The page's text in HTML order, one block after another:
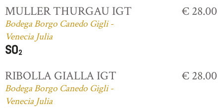
MULLER THURGAU IGT
Bodega Borgo Canedo Gigli -
Venecia Julia
€ 28.00
RIBOLLA GIALLA IGT
Bodega Borgo Canedo Gigli -
Venecia Julia
€ 28.00